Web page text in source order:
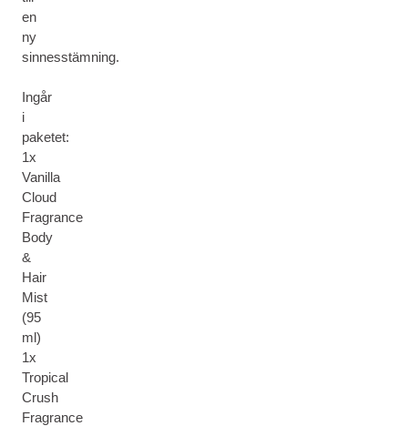
en
ny
sinnesstämning.
Ingår
i
paketet:
1x
Vanilla
Cloud
Fragrance
Body
&
Hair
Mist
(95
ml)
1x
Tropical
Crush
Fragrance